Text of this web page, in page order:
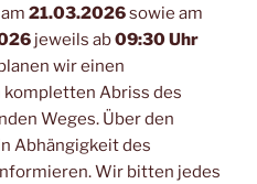
21.03.2026sowie am
jeweils ab09:30 Uhr
wir einen
Abriss des
Weges. Über den
Abhängigkeit des
Wir bitten jedes